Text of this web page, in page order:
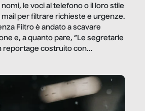
le voci al telefono o il loro stile
per filtrare richieste e urgenze.
Filtro è andato a scavare
e, a quanto pare, “Le segretarie
reportage costruito con